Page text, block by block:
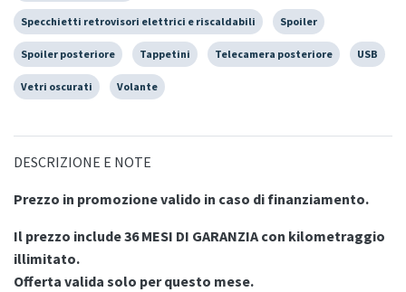
Specchietti retrovisori elettrici e riscaldabili Spoiler
Spoiler posteriore Tappetini Telecamera posteriore USB
Vetri oscurati Volante
DESCRIZIONE E NOTE
Prezzo in promozione valido in caso di finanziamento.
Il prezzo include 36 MESI DI GARANZIA con kilometraggio
illimitato.
Offerta valida solo per questo mese.